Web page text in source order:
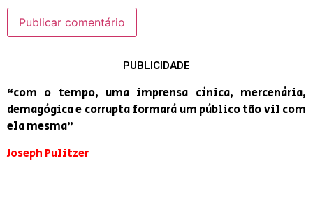
PUBLICIDADE
“com o tempo, uma imprensa cínica, mercenária,
demagógica e corrupta formará um público tão vil com
ela mesma”
Joseph Pulitzer